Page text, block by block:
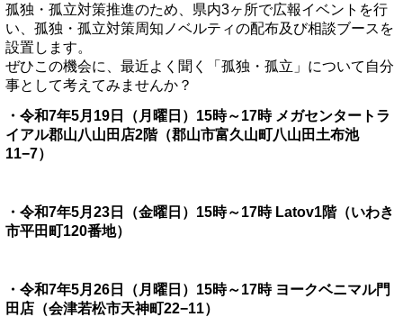
孤独・孤立対策推進のため、県内3ヶ所で広報イベントを行
い、孤独・孤立対策周知ノベルティの配布及び相談ブースを
設置します。
ぜひこの機会に、最近よく聞く「孤独・孤立」について自分
事として考えてみませんか？
・令和7年5月19日（月曜日）15時～17時 メガセンタートラ
イアル郡山八山田店2階（郡山市富久山町八山田土布池
11−7）
・令和7年5月23日（金曜日）15時～17時 Latov1階（いわき
市平田町120番地）
・令和7年5月26日（月曜日）15時～17時 ヨークベニマル門
田店（会津若松市天神町22−11）